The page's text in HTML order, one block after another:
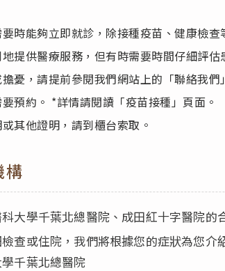
時能夠立即就診，除接種疫苗、健康檢查
提供醫療服務，但有時需要時間仔細評估
憂，請提前參閱我們網站上的「聯絡我們
預約。 *詳情請閱讀「疫苗接種」頁面。
其他證明，請到櫃台索取。
大學千葉北總醫院、成田紅十字醫院的
查或住院，我們將根據您的症狀為您介
千葉北總醫院